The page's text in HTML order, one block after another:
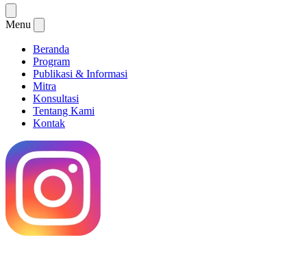
Menu
Beranda
Program
Publikasi & Informasi
Mitra
Konsultasi
Tentang Kami
Kontak